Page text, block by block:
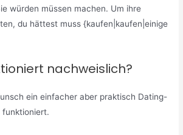
würden müssen machen. Um ihre
du hättest muss {kaufen|kaufen|einige
nachweislich?
ein einfacher aber praktisch Dating-
funktioniert.